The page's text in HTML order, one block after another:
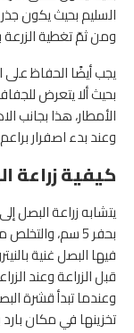
السليم بحيث يكون
ومن ثمّ تغطية الزرعة
بحيث ألا يتعرض
الأمطار، هذا بجانب
وعند بدء اصفرار
كيفية زراعة
يتشابه زراعة البصل
بحفر 5 سم،
فيها البصل غنية
قبل الزراعة وعند
وعندما تبدأ قشرة
تخزينها في مكان